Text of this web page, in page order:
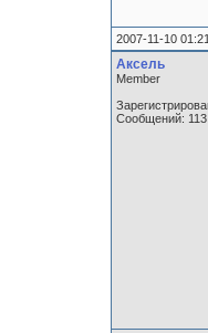
2007-11-10
Аксель
Member
Сообщений: 113